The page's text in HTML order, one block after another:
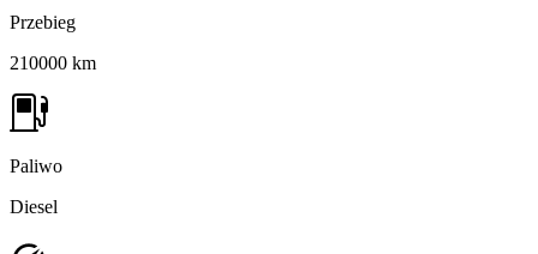
Przebieg
210000 km
Paliwo
Diesel